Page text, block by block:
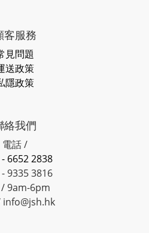
客服務
見問題
送政策
隱政策
絡我們
電話 /
6652 2838
9335 3816
/ 9am-6pm
info@jsh.hk